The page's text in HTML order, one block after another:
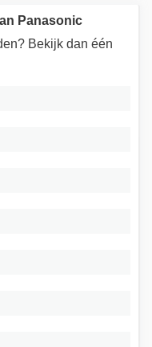
Panasonic
Bekijk dan één